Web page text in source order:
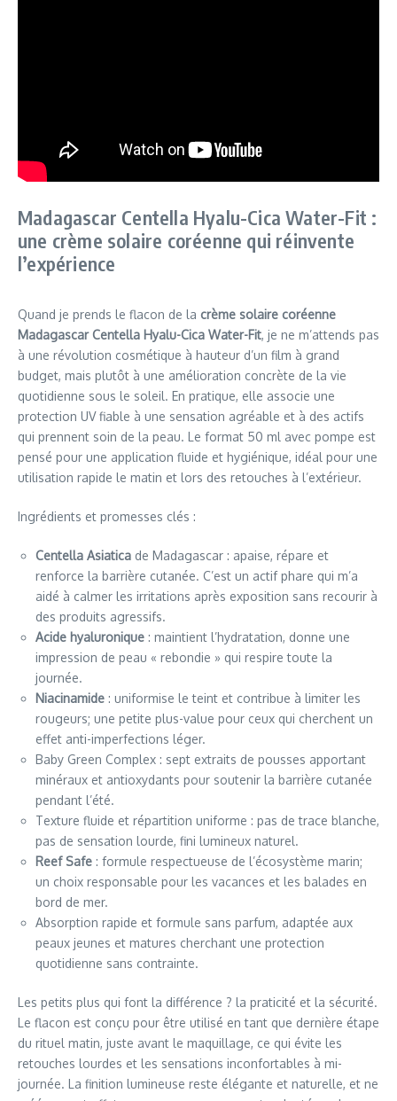
Madagascar Centella Hyalu-Cica Water-Fit :
une crème solaire coréenne qui réinvente
l’expérience
Quand je prends le flacon de la crème solaire coréenne
Madagascar Centella Hyalu-Cica Water-Fit, je ne m’attends pas
à une révolution cosmétique à hauteur d’un film à grand
budget, mais plutôt à une amélioration concrète de la vie
quotidienne sous le soleil. En pratique, elle associe une
protection UV fiable à une sensation agréable et à des actifs
qui prennent soin de la peau. Le format 50 ml avec pompe est
pensé pour une application fluide et hygiénique, idéal pour une
utilisation rapide le matin et lors des retouches à l’extérieur.
Ingrédients et promesses clés :
Centella Asiatica de Madagascar : apaise, répare et
renforce la barrière cutanée. C’est un actif phare qui m’a
aidé à calmer les irritations après exposition sans recourir à
des produits agressifs.
Acide hyaluronique : maintient l’hydratation, donne une
impression de peau « rebondie » qui respire toute la
journée.
Niacinamide : uniformise le teint et contribue à limiter les
rougeurs; une petite plus-value pour ceux qui cherchent un
effet anti-imperfections léger.
Baby Green Complex : sept extraits de pousses apportant
minéraux et antioxydants pour soutenir la barrière cutanée
pendant l’été.
Texture fluide et répartition uniforme : pas de trace blanche,
pas de sensation lourde, fini lumineux naturel.
Reef Safe : formule respectueuse de l’écosystème marin;
un choix responsable pour les vacances et les balades en
bord de mer.
Absorption rapide et formule sans parfum, adaptée aux
peaux jeunes et matures cherchant une protection
quotidienne sans contrainte.
Les petits plus qui font la différence ? la praticité et la sécurité.
Le flacon est conçu pour être utilisé en tant que dernière étape
du rituel matin, juste avant le maquillage, ce qui évite les
retouches lourdes et les sensations inconfortables à mi-
journée. La finition lumineuse reste élégante et naturelle, et ne